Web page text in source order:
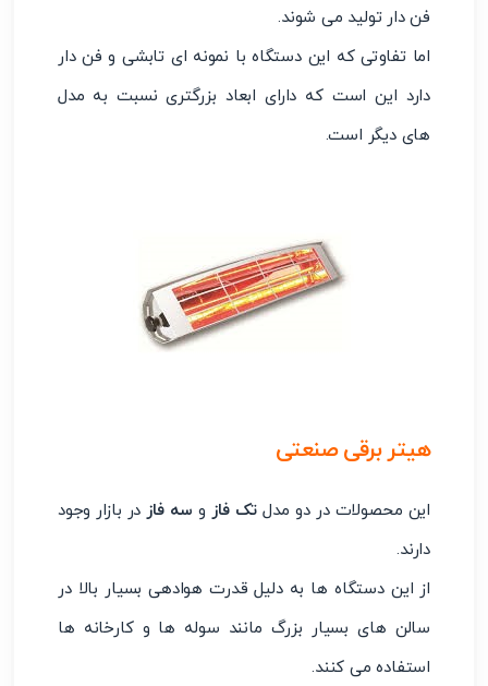
فن دار تولید می شوند.
اما تفاوتی که این دستگاه با نمونه ای تابشی و فن دار
دارد این است که دارای ابعاد بزرگتری نسبت به مدل
های دیگر است.
هیتر برقی صنعتی
این محصولات در دو مدل تک فاز و سه فازدر بازار وجود
دارند.
از این دستگاه ها به دلیل قدرت هوادهی بسیار بالا در
سالن های بسیار بزرگ مانند سوله ها و کارخانه ها
استفاده می کنند.